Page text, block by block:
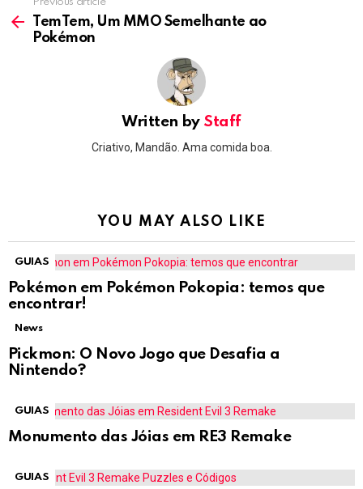
more
Previous article
TemTem, Um MMO Semelhante ao
Pokémon
Written by Staff
Criativo, Mandão. Ama comida boa.
YOU MAY ALSO LIKE
GUIAS
Pokémon em Pokémon Pokopia: temos que
encontrar!
News
Pickmon: O Novo Jogo que Desafia a
Nintendo?
GUIAS
Monumento das Jóias em RE3 Remake
GUIAS